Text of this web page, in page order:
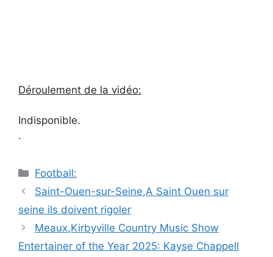
Déroulement de la vidéo:
Indisponible.
.
Catégories
Football:
Navigation
des
Saint-Ouen-sur-Seine,A Saint Ouen sur
seine ils doivent rigoler
Meaux,Kirbyville Country Music Show
Entertainer of the Year 2025: Kayse Chappell